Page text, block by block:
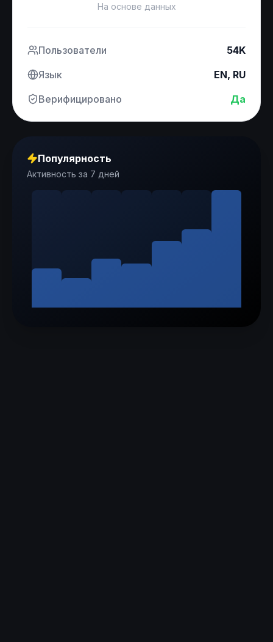
На основе данных
Пользователи
54K
Язык
EN, RU
Верифицировано
Да
Популярность
Активность за 7 дней